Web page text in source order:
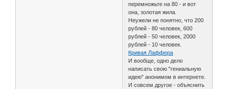
перемножьте на 80 - и вот
она, золотая жила.
Неужели не понятно, что 200
рублей - 80 человек, 600
рублей - 50 человек, 2000
рублей - 10 человек.
Кривая Лаффера
И вообще, одно дело
написать свою "гениальную
идею" анонимом в интернете.
И совсем другое - объяснить